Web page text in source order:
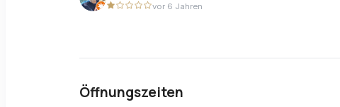
vor 6 Jahren
Öffnungszeiten